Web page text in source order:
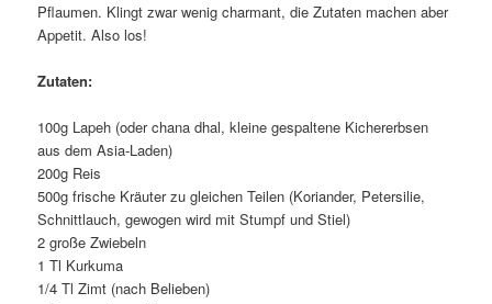
Pflaumen. Klingt zwar wenig charmant, die Zutaten machen aber
Appetit. Also los!
Zutaten:
100g Lapeh (oder chana dhal, kleine gespaltene Kichererbsen
aus dem Asia-Laden)
200g Reis
500g frische Kräuter zu gleichen Teilen (Koriander, Petersilie,
Schnittlauch, gewogen wird mit Stumpf und Stiel)
2 große Zwiebeln
1 Tl Kurkuma
1/4 Tl Zimt (nach Belieben)